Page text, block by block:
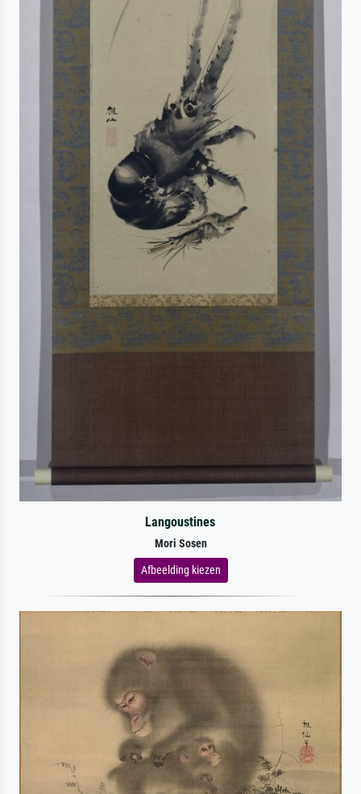
Langoustines
Mori Sosen
Afbeelding kiezen